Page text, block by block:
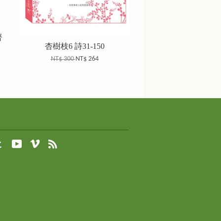
杏樹枝6 詩31-150
NT$ 300NT$ 264
Tumblr YouTubeVimeo